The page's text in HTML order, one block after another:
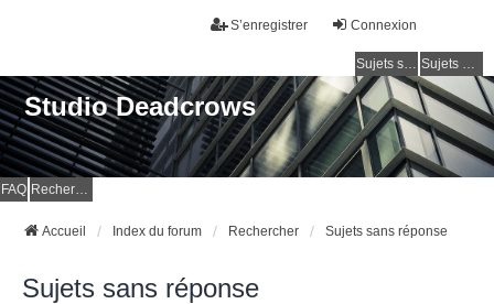
Connexion
S’enregistrer
Sujets sans réponse Sujets actifs
Studio Deadcrows
FAQ Rechercher
Accueil Index du forum Rechercher Sujets sans réponse
Sujets sans réponse